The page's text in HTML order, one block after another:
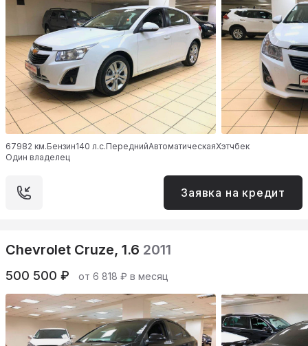
67982 км.Бензин140 л.с.ПереднийАвтоматическаяХэтчбек
Один владелец
Заявка на кредит
Chevrolet Cruze, 1.6 2011
500 500 ₽ от 6 818 ₽ в месяц